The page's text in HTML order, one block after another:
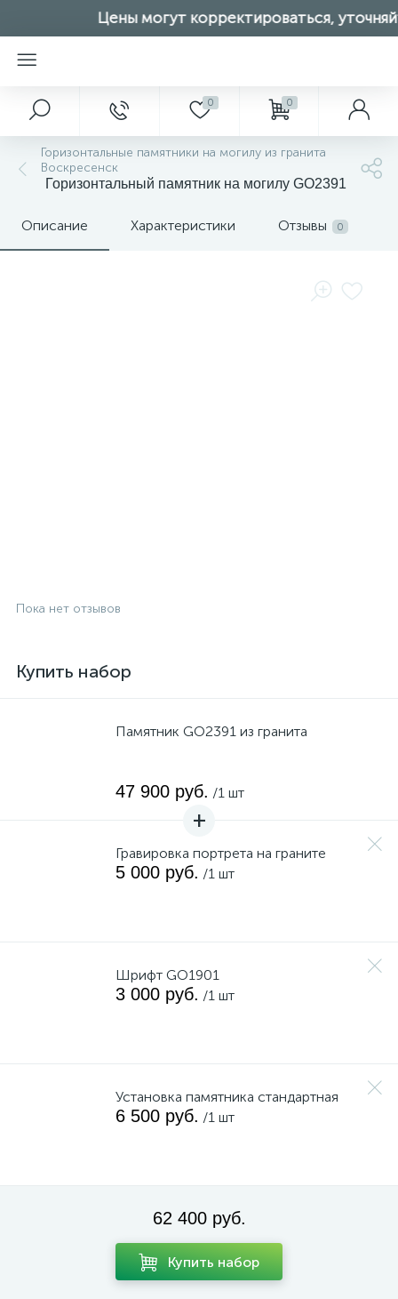
Цены могут корректироваться,
0 0
Горизонтальные памятники на могилу из гранита
Воскресенск
Горизонтальный памятник на могилу GO2391
Описание Характеристики Отзывы 0
Пока нет отзывов
Купить набор
Памятник GO2391 из гранита
47 900 руб. /1 шт
Гравировка портрета на граните
5 000 руб. /1 шт
Шрифт GO1901
3 000 руб. /1 шт
Установка памятника стандартная
6 500 руб. /1 шт
62 400 руб.
Купить набор